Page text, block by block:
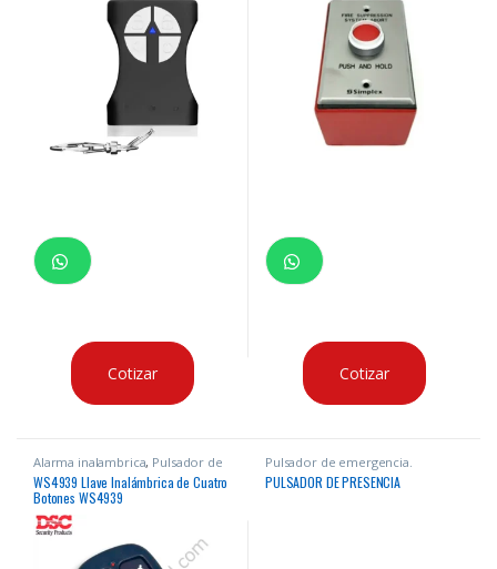
Cotizar Cotizar
Alarma inalambrica, Pulsador de
emergencia.
WS4939 Llave Inalámbrica de Cuatro
Botones WS4939
Pulsador de emergencia.
PULSADOR DE PRESENCIA